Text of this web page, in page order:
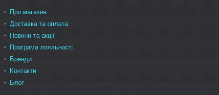
Про магазин
Доставка та оплата
Новини та акції
Програма лояльності
Бренди
Контакти
Блог